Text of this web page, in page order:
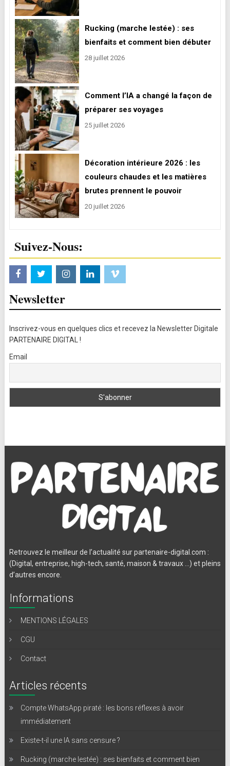
Rucking (marche lestée) : ses
bienfaits et comment bien débuter
28 juillet 2026
Comment l’IA a changé la façon de
préparer ses voyages
25 juillet 2026
Décoration intérieure 2026 : les
couleurs chaudes et les matières
brutes prennent le pouvoir
20 juillet 2026
Suivez-Nous:
Newsletter
Inscrivez-vous en quelques clics et recevez la Newsletter Digitale
PARTENAIRE DIGITAL !
Email
Retrouvez le meilleur de l’actualité sur partenaire-digital.com :
(Digital, entreprise, high-tech, santé, maison & travaux …) et pleins
d’autres encore.
Informations
MENTIONS LÉGALES
CGU
Contact
Articles récents
Compte WhatsApp piraté : les bons réflexes à avoir
immédiatement
Existe-t-il une IA sans censure ?
Rucking (marche lestée) : ses bienfaits et comment bien